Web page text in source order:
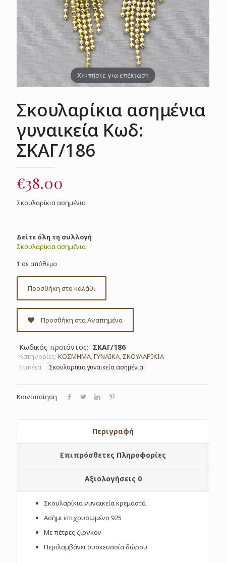
Χτυπήστε για επέκταση
Σκουλαρίκια ασημένια
γυναικεία Κωδ:
ΣΚΑΓ/186
€38.00
Σκουλαρίκια ασημένια
Δείτε όλη τη συλλογή
Σκουλαρίκια ασημένια
1 σε απόθεμα
Προσθήκη στο καλάθι
Προσθήκη στα Αγαπημένα
Κωδικός προϊόντος: ΣΚΑΓ/186
Κατηγορίες: ΚΟΣΜΗΜΑ,ΓΥΝΑΙΚΑ, ΣΚΟΥΛΑΡΙΚΙΑ
Ετικέτα:
Σκουλαρίκια γυναικεία ασημένια
Κοινοποίηση
Περιγραφή
Επιπρόσθετες Πληροφορίες
Αξιολογήσεις 0
Σκουλαρίκια γυναικεία κρεμαστά
Ασήμι επιχρυσωμένο 925
Με πέτρες ζιργκόν
Περιλαμβάνει συσκευασία δώρου